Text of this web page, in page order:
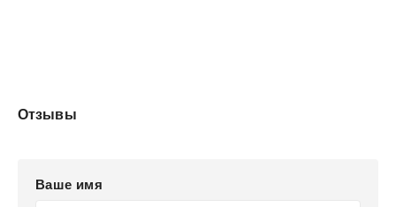
Отзывы
Ваше имя